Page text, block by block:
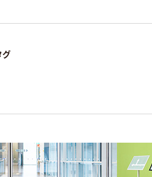
グ